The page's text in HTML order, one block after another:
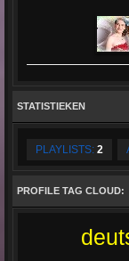
STATISTIEKEN
PLAYLISTS: 2
PROFILE TAG CLOUD: